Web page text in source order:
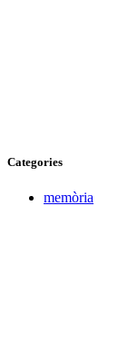
Categories
memòria